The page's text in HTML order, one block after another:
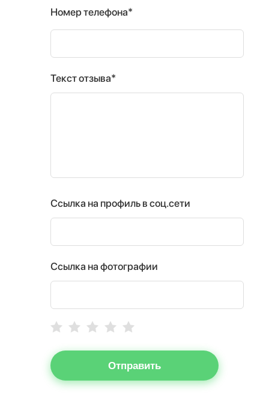
Номер телефона*
Текст отзыва*
Ссылка на профиль в соц.сети
Ссылка на фотографии
Отправить